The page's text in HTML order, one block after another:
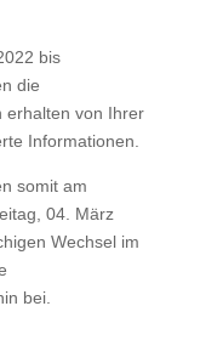
bis
die
erhalten von Ihrer
Informationen.
somit am
04. März
Wechsel im
bei.